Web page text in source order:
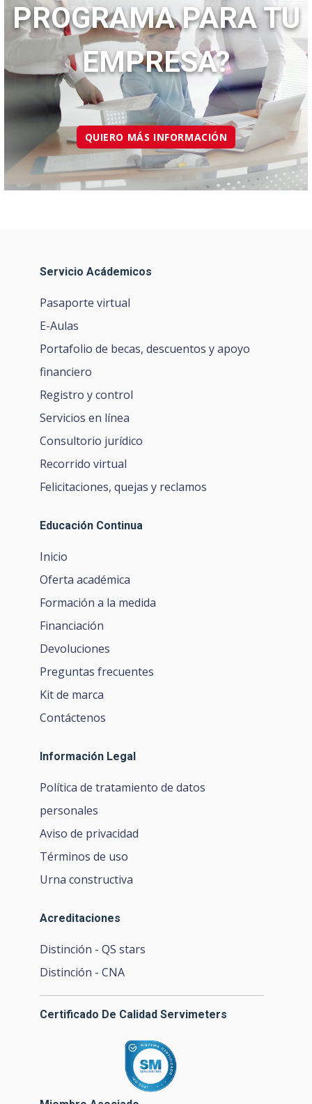
PROGRAMA PARA TU
EMPRESA?
QUIERO MÁS INFORMACIÓN
Servicio Acádemicos
Pasaporte virtual
E-Aulas
Portafolio de becas, descuentos y apoyo
financiero
Registro y control
Servicios en línea
Consultorio jurídico
Recorrido virtual
Felicitaciones, quejas y reclamos
Educación Continua
Inicio
Oferta académica
Formación a la medida
Financiación
Devoluciones
Preguntas frecuentes
Kit de marca
Contáctenos
Información Legal
Política de tratamiento de datos
personales
Aviso de privacidad
Términos de uso
Urna constructiva
Acreditaciones
Distinción - QS stars
Distinción - CNA
Certificado De Calidad Servimeters